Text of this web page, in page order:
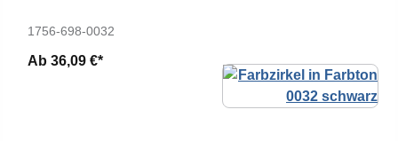
1756-698-0032
Ab 36,09 €*